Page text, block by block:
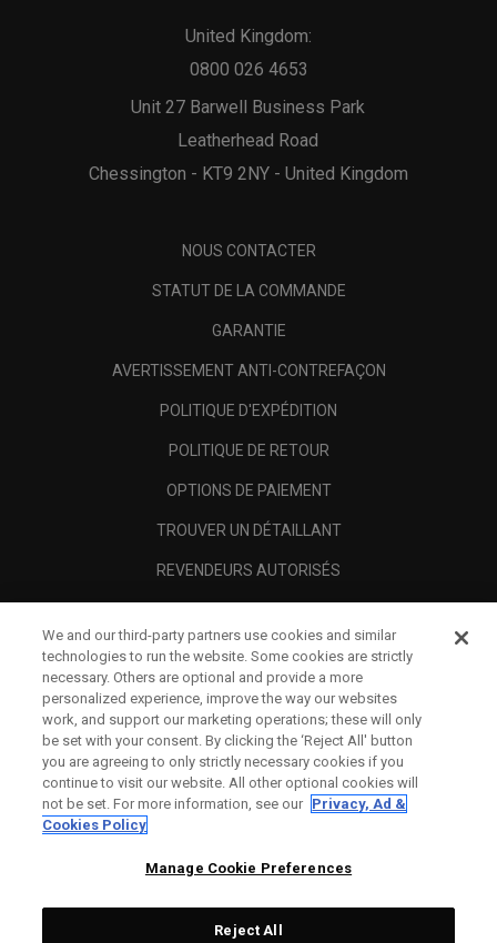
Unit 27 Barwell Business Park
Leatherhead Road
Chessington - KT9 2NY - United Kingdom
United Kingdom:
0800 026 4653
NOUS CONTACTER
STATUT DE LA COMMANDE
GARANTIE
AVERTISSEMENT ANTI-CONTREFAÇON
POLITIQUE D'EXPÉDITION
POLITIQUE DE RETOUR
OPTIONS DE PAIEMENT
TROUVER UN DÉTAILLANT
REVENDEURS AUTORISÉS
A PROPOS
MENTIONS LÉGALES
We and our third-party partners use cookies and similar
technologies to run the website. Some cookies are strictly
necessary. Others are optional and provide a more
personalized experience, improve the way our websites
work, and support our marketing operations; these will only
be set with your consent. By clicking the ‘Reject All' button
you are agreeing to only strictly necessary cookies if you
continue to visit our website. All other optional cookies will
not be set. For more information, see our Privacy, Ad &
Cookies Policy
Manage Cookie Preferences
Reject All